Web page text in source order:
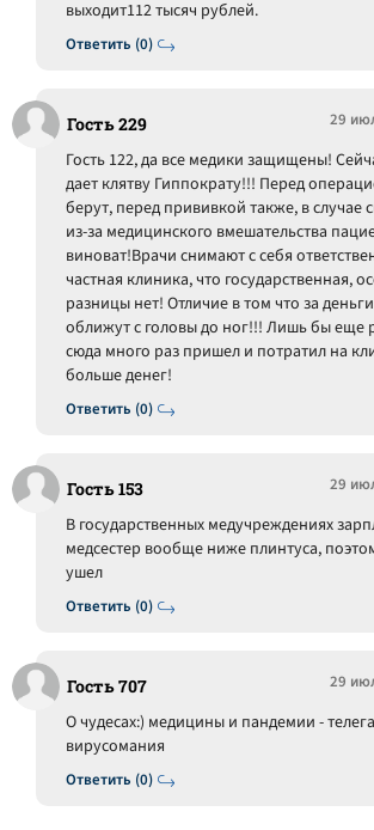
Ответить (0)
выходит112 тысяч рублей.
Гость 229 29
Ответить (0)
Гость 122, да все медики защищены!
дает клятву Гиппократу!!! Перед
берут, перед прививкой также, в случае
из-за медицинского вмешательства
виноват!Врачи снимают с себя
частная клиника, что государственная,
разницы нет! Отличие в том что за
оближут с головы до ног!!! Лишь бы еще
сюда много раз пришел и потратил на
больше денег!
Гость 153 29
Ответить (0)
В государственных медучреждениях
медсестер вообще ниже плинтуса,
ушел
Гость 707 29
Ответить (0)
О чудесах:) медицины и пандемии - телега
вирусомания